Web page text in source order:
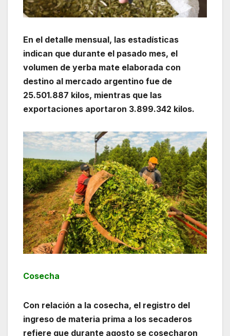
En el detalle mensual, las estadísticas
indican que durante el pasado mes, el
volumen de yerba mate elaborada con
destino al mercado argentino fue de
25.501.887 kilos, mientras que las
exportaciones aportaron 3.899.342 kilos.
Cosecha
Con relación a la cosecha, el registro del
ingreso de materia prima a los secaderos
refiere que durante agosto se cosecharon